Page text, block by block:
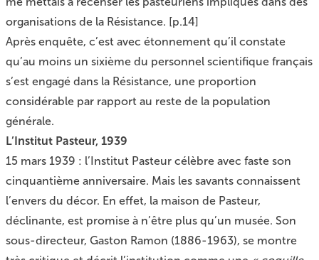
organisations de la Résistance. [p.14]
Après enquête, c’est avec étonnement qu’il constate
qu’au moins un sixième du personnel scientifique français
s’est engagé dans la Résistance, une proportion
considérable par rapport au reste de la population
générale.
L’Institut Pasteur, 1939
15 mars 1939 : l’Institut Pasteur célèbre avec faste son
cinquantième anniversaire. Mais les savants connaissent
l’envers du décor. En effet, la maison de Pasteur,
déclinante, est promise à n’être plus qu’un musée. Son
sous-directeur, Gaston Ramon (1886-1963), se montre